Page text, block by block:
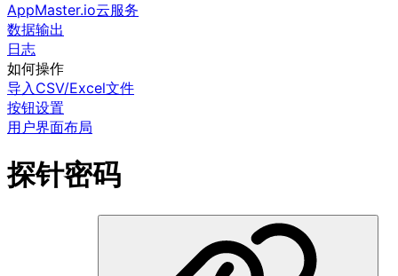
AppMaster.io云服务
数据输出
日志
如何操作
导入CSV/Excel文件
按钮设置
用户界面布局
探针密码